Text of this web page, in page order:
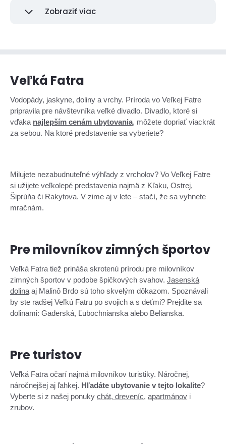
Zobraziť viac
Veľká Fatra
Vodopády, jaskyne, doliny a vrchy. Príroda vo Veľkej Fatre
pripravila pre návštevníka veľké divadlo. Divadlo, ktoré si
vďaka najlepším cenám ubytovania, môžete dopriať viackrát
za sebou. Na ktoré predstavenie sa vyberiete?
Milujete nezabudnuteľné výhľady z vrcholov? Vo Veľkej Fatre
si užijete veľkolepé predstavenia najmä z Kľaku, Ostrej,
Šiprúňa či Rakytova. V zime aj v lete – stačí, že sa vyhnete
mračnám.
Pre milovníkov zimných športov
Veľká Fatra tiež prináša skrotenú prírodu pre milovníkov
zimných športov v podobe špičkových svahov. Jasenská
dolina aj Malinô Brdo sú toho skvelým dôkazom. Spoznávali
by ste radšej Veľkú Fatru po svojich a s deťmi? Prejdite sa
dolinami: Gaderská, Ľubochnianska alebo Belianska.
Pre turistov
Veľká Fatra očarí najmä milovníkov turistiky. Náročnej,
náročnejšej aj ľahkej. Hľadáte ubytovanie v tejto lokalite?
Vyberte si z našej ponuky chát, dreveníc, apartmánov i
zrubov.